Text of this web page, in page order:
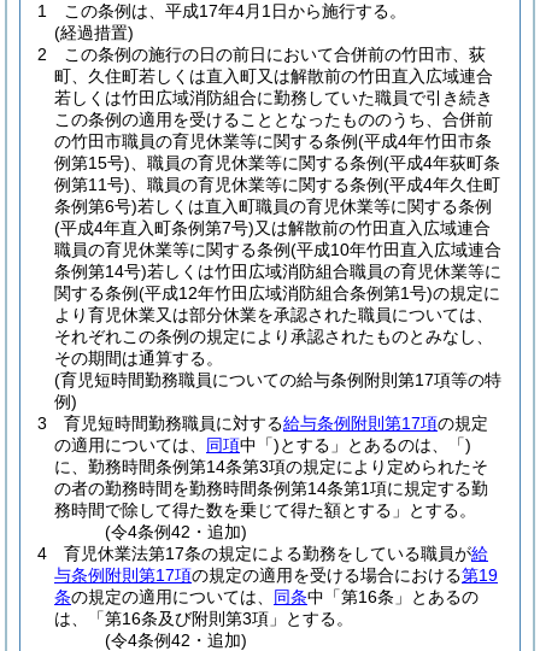
1
この条例は、平成17年4月1日から施行する。
(経過措置)
2
この条例の施行の日の前日において合併前の竹田市、荻
町、久住町若しくは直入町又は解散前の竹田直入広域連合
若しくは竹田広域消防組合に勤務していた職員で引き続き
この条例の適用を受けることとなったもののうち、合併前
の竹田市職員の育児休業等に関する条例(平成4年竹田市条
例第15号) 、職員の育児休業等に関する条例(平成4年荻町条
例第11号) 、職員の育児休業等に関する条例(平成4年久住町
条例第6号)若しくは直入町職員の育児休業等に関する条例
(平成4年直入町条例第7号)又は解散前の竹田直入広域連合
職員の育児休業等に関する条例(平成10年竹田直入広域連合
条例第14号)若しくは竹田広域消防組合職員の育児休業等に
関する条例(平成12年竹田広域消防組合条例第1号)の規定に
より育児休業又は部分休業を承認された職員については、
それぞれこの条例の規定により承認されたものとみなし、
その期間は通算する。
(育児短時間勤務職員についての給与条例附則第17項等の特
例)
3
育児短時間勤務職員に対する給与条例附則第17項の規定
の適用については、 同項中「)とする」とあるのは、「)
に、勤務時間条例第14条第3項の規定により定められたそ
の者の勤務時間を勤務時間条例第14条第1項に規定する勤
務時間で除して得た数を乗じて得た額とする」とする。
(令4条例42・追加)
4
育児休業法第17条の規定による勤務をしている職員が給
与条例附則第17項の規定の適用を受ける場合における第19
条の規定の適用については、 同条中「第16条」とあるの
は、「第16条及び附則第3項」とする。
(令4条例42・追加)